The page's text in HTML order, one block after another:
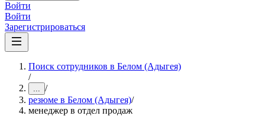
Войти
Войти
Зарегистрироваться
Поиск сотрудников в Белом (Адыгея)
/
... /
резюме в Белом (Адыгея)/
менеджер в отдел продаж